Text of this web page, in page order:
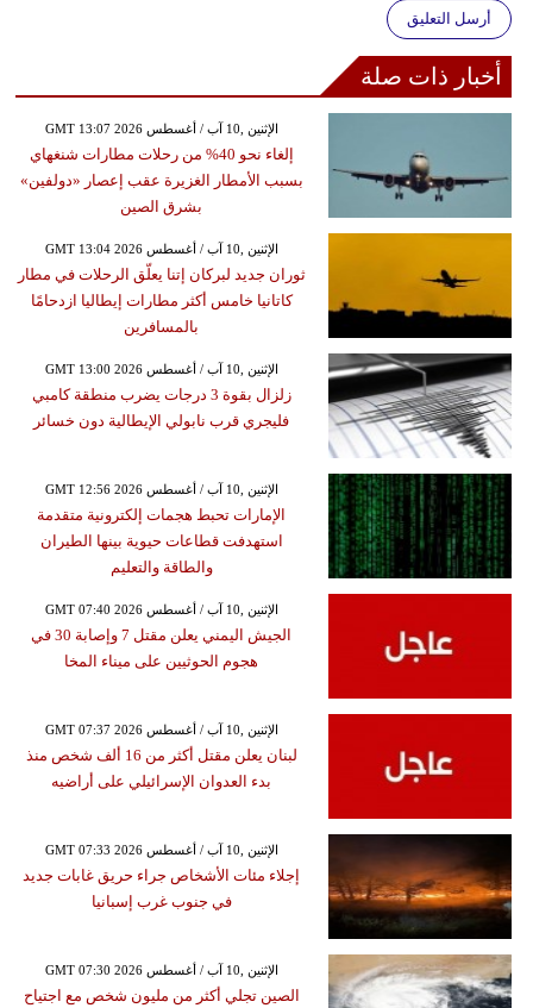
أرسل التعليق
أخبار ذات صلة
GMT 13:07 2026 الإثنين ,10 آب / أغسطس
إلغاء نحو 40% من رحلات مطارات شنغهاي
بسبب الأمطار الغزيرة عقب إعصار «دولفين»
بشرق الصين
GMT 13:04 2026 الإثنين ,10 آب / أغسطس
ثوران جديد لبركان إتنا يعلّق الرحلات في مطار
كاتانيا خامس أكثر مطارات إيطاليا ازدحامًا
بالمسافرين
GMT 13:00 2026 الإثنين ,10 آب / أغسطس
زلزال بقوة 3 درجات يضرب منطقة كامبي
فليجري قرب نابولي الإيطالية دون خسائر
GMT 12:56 2026 الإثنين ,10 آب / أغسطس
الإمارات تحبط هجمات إلكترونية متقدمة
استهدفت قطاعات حيوية بينها الطيران
والطاقة والتعليم
GMT 07:40 2026 الإثنين ,10 آب / أغسطس
الجيش اليمني يعلن مقتل 7 وإصابة 30 في
هجوم الحوثيين على ميناء المخا
GMT 07:37 2026 الإثنين ,10 آب / أغسطس
لبنان يعلن مقتل أكثر من 16 ألف شخص منذ
بدء العدوان الإسرائيلي على أراضيه
GMT 07:33 2026 الإثنين ,10 آب / أغسطس
إجلاء مئات الأشخاص جراء حريق غابات جديد
في جنوب غرب إسبانيا
GMT 07:30 2026 الإثنين ,10 آب / أغسطس
الصين تجلي أكثر من مليون شخص مع اجتياح